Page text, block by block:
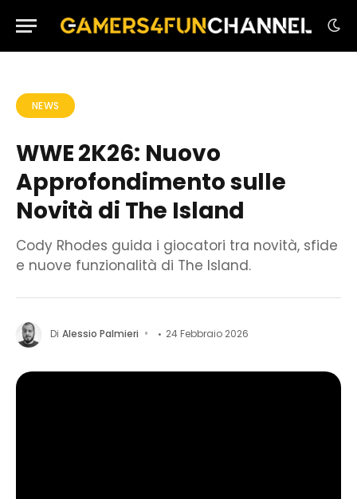
NEWS
WWE 2K26: Nuovo
Approfondimento sulle
Novità di The Island
Cody Rhodes guida i giocatori tra novità, sfide
e nuove funzionalità di The Island.
Di Alessio Palmieri 24 Febbraio 2026